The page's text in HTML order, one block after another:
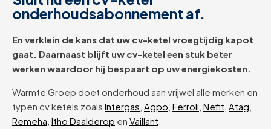
onderhoudsabonnement af.
En verklein de kans dat uw cv-ketel vroegtijdig kapot
gaat. Daarnaast blijft uw cv-ketel een stuk beter
werken waardoor hij bespaart op uw energiekosten.
Warmte Groep doet onderhoud aan vrijwel alle merken en
typen cv ketels zoals Intergas Agpo Ferroli Nefit Atag
Remeha Itho Daalderop en Vaillant